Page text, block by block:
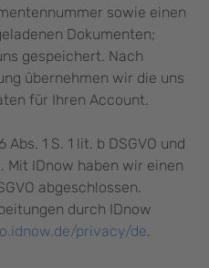
sowie einen
Dokumenten;
gespeichert. Nach
übernehmen wir die uns
für Ihren Account.
1 S. 1 lit. b DSGVO und
Mit IDnow haben wir einen
abgeschlossen.
durch IDnow
privacy/de.